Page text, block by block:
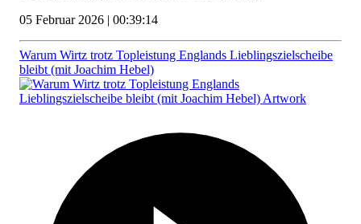
05 Februar 2026 | 00:39:14
Warum Wirtz trotz Topleistung Englands Lieblingszielscheibe
bleibt (mit Joachim Hebel)